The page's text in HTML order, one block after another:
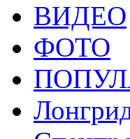
ВИДЕО
ФОТО